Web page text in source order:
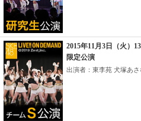
2015年11月3日（火）
限定公演
出演者：東李苑 犬塚あさ